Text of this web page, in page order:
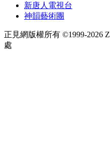
新唐人電視台
神韻藝術團
正見網版權所有 ©1999-2026
處